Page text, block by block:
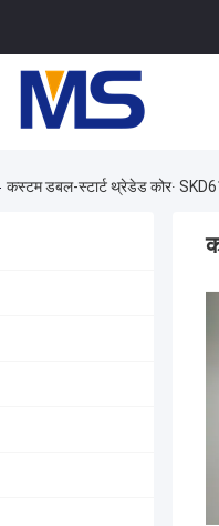
कस्टम डबल-स्टार्ट थ्रेडेड कोर∙